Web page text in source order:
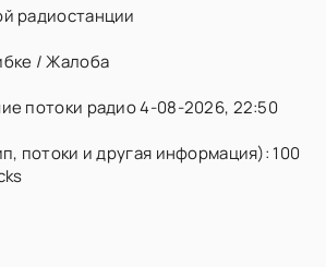
радиостанции
/ Жалоба
потоки радио 4-08-2026, 22:50
потоки и другая информация): 100